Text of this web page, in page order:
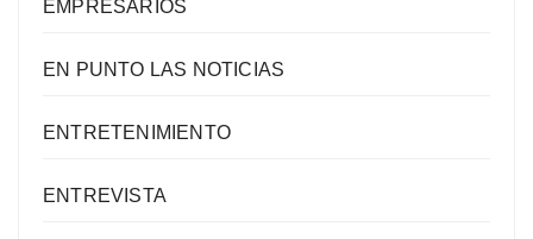
EMPRESARIOS
EN PUNTO LAS NOTICIAS
ENTRETENIMIENTO
ENTREVISTA